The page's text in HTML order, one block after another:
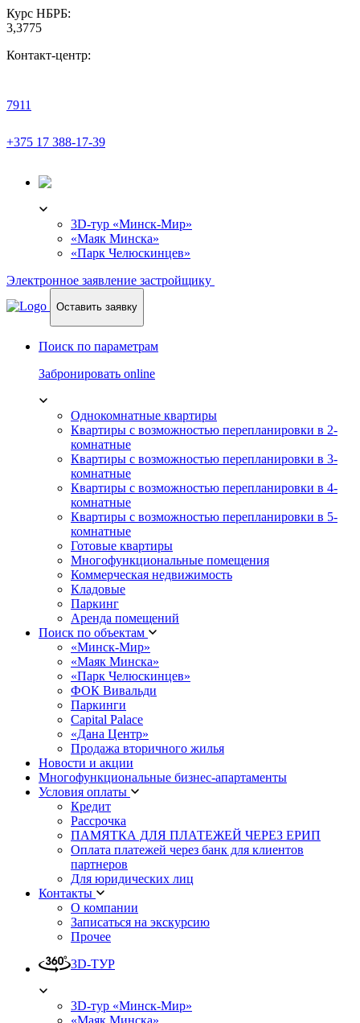
Курс НБРБ:
3,3775
Контакт-центр:
7911
+375 17 388-17-39
3D-тур «Минск-Мир»
«Маяк Минска»
«Парк Челюскинцев»
Электронное заявление застройщику
Оставить заявку
Поиск по параметрам
Забронировать online
Однокомнатные квартиры
Квартиры с возможностью перепланировки в 2-
комнатные
Квартиры с возможностью перепланировки в 3-
комнатные
Квартиры с возможностью перепланировки в 4-
комнатные
Квартиры с возможностью перепланировки в 5-
комнатные
Готовые квартиры
Многофункциональные помещения
Коммерческая недвижимость
Кладовые
Паркинг
Аренда помещений
Поиск по объектам
«Минск-Мир»
«Маяк Минска»
«Парк Челюскинцев»
ФОК Вивальди
Паркинги
Capital Palace
«Дана Центр»
Продажа вторичного жилья
Новости и акции
Многофункциональные бизнес-апартаменты
Условия оплаты
Кредит
Рассрочка
ПАМЯТКА ДЛЯ ПЛАТЕЖЕЙ ЧЕРЕЗ ЕРИП
Оплата платежей через банк для клиентов
партнеров
Для юридических лиц
Контакты
О компании
Записаться на экскурсию
Прочее
3D-ТУР
3D-тур «Минск-Мир»
«Маяк Минска»